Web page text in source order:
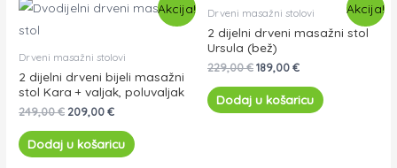
Akcija!
Drveni masažni stolovi
2 dijelni drveni bijeli masažni
stol Kara + valjak, poluvaljak
249,00€ 209,00€
Dodaj u košaricu
Akcija!
Drveni masažni stolovi
2 dijelni drveni masažni stol
Ursula (bež)
229,00€ 189,00 €
Dodaj u košaricu